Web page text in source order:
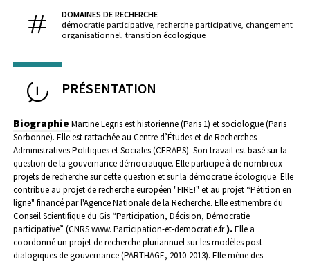
DOMAINES DE RECHERCHE
démocratie participative, recherche participative, changement
organisationnel, transition écologique
PRÉSENTATION
Biographie Martine Legris est historienne (Paris 1) et sociologue (Paris
Sorbonne). Elle est rattachée au Centre d’Études et de Recherches
Administratives Politiques et Sociales (CERAPS). Son travail est basé sur la
question de la gouvernance démocratique. Elle participe à de nombreux
projets de recherche sur cette question et sur la démocratie écologique. Elle
contribue au projet de recherche européen "FIRE!" et au projet “Pétition en
ligne" financé par l'Agence Nationale de la Recherche. Elle estmembre du
Conseil Scientifique du Gis “Participation, Décision, Démocratie
participative” (CNRS www. Participation-et-democratie.fr).Elle a
coordonné un projet de recherche pluriannuel sur les modèles post
dialogiques de gouvernance (PARTHAGE, 2010-2013). Elle mène des